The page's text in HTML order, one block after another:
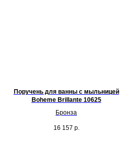
Поручень для ванны с мыльницей
Boheme Brillante 10625
Бронза
16 157 р.